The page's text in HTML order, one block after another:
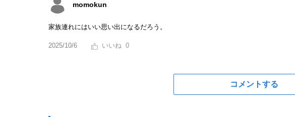
momokun
家族連れにはいい思い出になるだろう。
2025/10/6 0
コメントする